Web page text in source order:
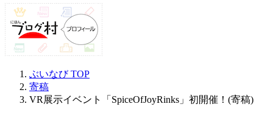
ぶいなびTOP
寄稿
VR展示イベント「SpiceOfJoyRinks」初開催！(寄稿)